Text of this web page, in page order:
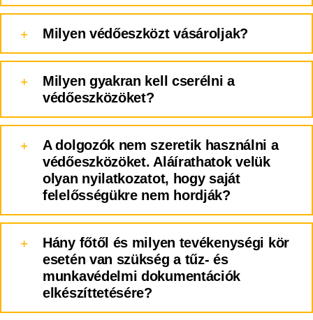
Milyen védőeszközt vásároljak?
Milyen gyakran kell cserélni a
védőeszközöket?
A dolgozók nem szeretik használni a
védőeszközöket. Aláírathatok velük
olyan nyilatkozatot, hogy saját
felelősségükre nem hordják?
Hány főtől és milyen tevékenységi kör
esetén van szükség a tűz- és
munkavédelmi dokumentációk
elkészíttetésére?